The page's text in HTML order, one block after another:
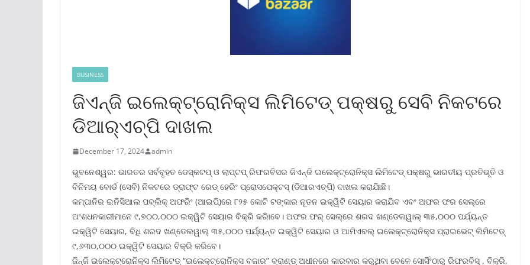
BUSINESS
ଜିଏନ୍‌ଜି ଇଲେକ୍ଟ୍ରୋନିକ୍ସ ଲିମିଟେଡ୍ ପକ୍ଷରୁ ସେବି ନିକଟରେ
ଡିଆର୍‌ଏଚ୍‌ପି ଦାଖଲ
December 17, 2024 admin
ଭୁବନେଶ୍ୱର: ଭାରତର ସର୍ବବୃହତ ଡେସ୍କଟପ୍ ଓ ଲାପ୍‌ଟପ୍ ରିଫରବିସର ଜିଏନ୍‌ଜି ଇଲେକ୍ଟ୍ରୋନିକ୍ସ ଲିମିଟେଡ୍ ପକ୍ଷରୁ ଭାରତୀୟ ପ୍ରତିଭୂତି ଓ
ବିନିମୟ ବୋର୍ଡ (ସେବି) ନିକଟରେ ଡ୍ରାଫ୍‌ଟ ରେଡ୍ ହେରିଂ ପ୍ରୋସପେକ୍ଟସ୍ (ଡିଆରଏଚ୍‌ପି) ଦାଖଲ କରାଯାିଛି।
କମ୍ପାନିର ଇନିସିଆଲ ପବ୍ଲିକ୍ ଅଫରିଂ (ଆଇପି)ରେ ୮୨୫ କୋଟି ଟଙ୍କାର ନୂତନ ଇକ୍ୱିଟି ସେୟାର କରାଯିବ ଏବଂ ଅଫର ଫର ସେଲ୍‌ରେ
ଅଂଶଧନକାରୀମାନେ ୯,୭୦୦,୦୦୦ ଇକ୍ୱିଟି ସେୟାର ବିକ୍ରି କରିାବେ। ଅଫର ଫର୍ ସେଲ୍‌ରେ ଶରଦ ଖଣ୍ଡେଲୱାଲ୍ ୩୫,୦୦୦ ପର୍ଯ୍ୟନ୍ତ
ଇକ୍ୱିଟି ସେୟାର, ବିଧି ଶରଦ ଖଣ୍ଡେଲୱାଲ୍ ୩୫,୦୦୦ ପର୍ଯ୍ୟନ୍ତ ଇକ୍ୱିଟି ସେୟାର ଓ ଆମିଏବଲ୍ ଇଲେକ୍ଟ୍ରୋନିକ୍ସ ପ୍ରାଇଭେଟ୍ ଲିମିଟେଡ୍
୯,୬୩୦,୦୦୦ ଇକ୍ୱିଟି ସେୟାର ବିକ୍ରି କରିବେ।
ଜିନ୍‌ଜି ଇଲେକ୍ଟ୍ରୋନିକ୍ସ ଲିମିଟେଡ୍ “ଇଲେକ୍ଟ୍ରୋନିକ୍ସ ବଜାର” ବ୍ରାଣ୍ଡ୍ ଅଧୀନରେ କାରବାର କରୁଥିବା ବେଳେ ସୋର୍ସିଂଠାରୁ ରିଫରବିସ୍ , ବିକ୍ରି,